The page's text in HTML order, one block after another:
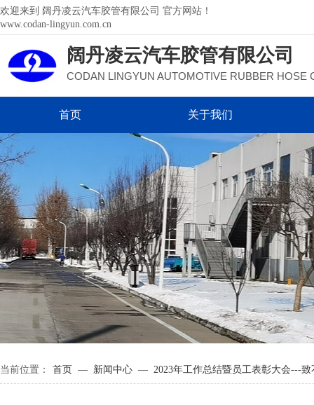
欢迎来到 阔丹凌云汽车胶管有限公司 官方网站！
www.codan-lingyun.com.cn
阔丹凌云汽车胶管有限公司
CODAN LINGYUN AUTOMOTIVE RUBBER HOSE
首页 关于我们
当前位置： 首页 — 新闻中心 — 2023年工作总结暨员工表彰大会---